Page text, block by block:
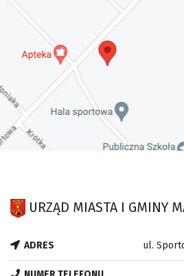
URZĄD MIASTA I GMINY
ADRES ul.